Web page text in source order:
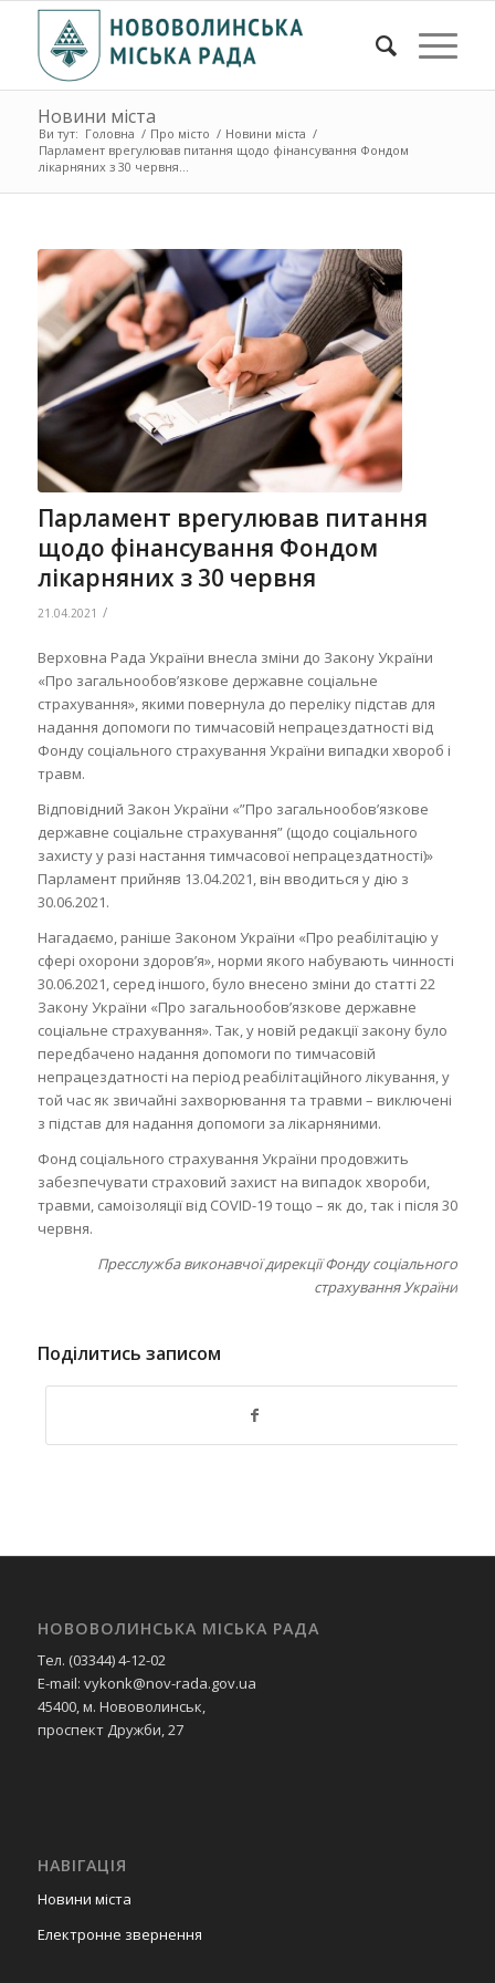
Новини міста
Ви тут: Головна / Про місто / Новини міста /
Парламент врегулював питання щодо фінансування Фондом
лікарняних з 30 червня...
Парламент врегулював питання
щодо фінансування Фондом
лікарняних з 30 червня
21.04.2021 /
Верховна Рада України внесла зміни до Закону України
«Про загальнообов’язкове державне соціальне
страхування», якими повернула до переліку підстав для
надання допомоги по тимчасовій непрацездатності від
Фонду соціального страхування України випадки хвороб і
травм.
Відповідний Закон України «”Про загальнообов’язкове
державне соціальне страхування” (щодо соціального
захисту у разі настання тимчасової непрацездатності)»
Парламент прийняв 13.04.2021, він вводиться у дію з
30.06.2021.
Нагадаємо, раніше Законом України «Про реабілітацію у
сфері охорони здоров’я», норми якого набувають чинності
30.06.2021, серед іншого, було внесено зміни до статті 22
Закону України «Про загальнообов’язкове державне
соціальне страхування». Так, у новій редакції закону було
передбачено надання допомоги по тимчасовій
непрацездатності на період реабілітаційного лікування, у
той час як звичайні захворювання та травми – виключені
з підстав для надання допомоги за лікарняними.
Фонд соціального страхування України продовжить
забезпечувати страховий захист на випадок хвороби,
травми, самоізоляції від COVID-19 тощо – як до, так і після 30
червня.
Пресслужба виконавчої дирекції Фонду соціального
страхування України
Поділитись записом
НОВОВОЛИНСЬКА МІСЬКА РАДА
Тел. (03344) 4-12-02
E-mail: vykonk@nov-rada.gov.ua
45400, м. Нововолинськ,
проспект Дружби, 27
НАВІГАЦІЯ
Новини міста
Електронне звернення